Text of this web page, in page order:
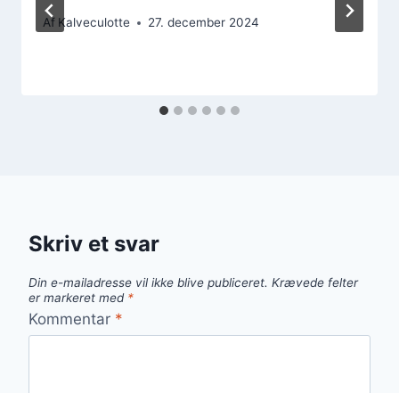
Af Kalveculotte 27. december 2024
Skriv et svar
Din e-mailadresse vil ikke blive publiceret. Krævede felter
er markeret med *
Kommentar *